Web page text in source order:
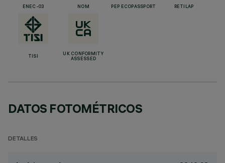
ENEC-03 NOM PEP ECOPASSPORT RETILAP
TISI
UK CONFORMITY
ASSESSED
DATOS FOTOMÉTRICOS
DETALLES